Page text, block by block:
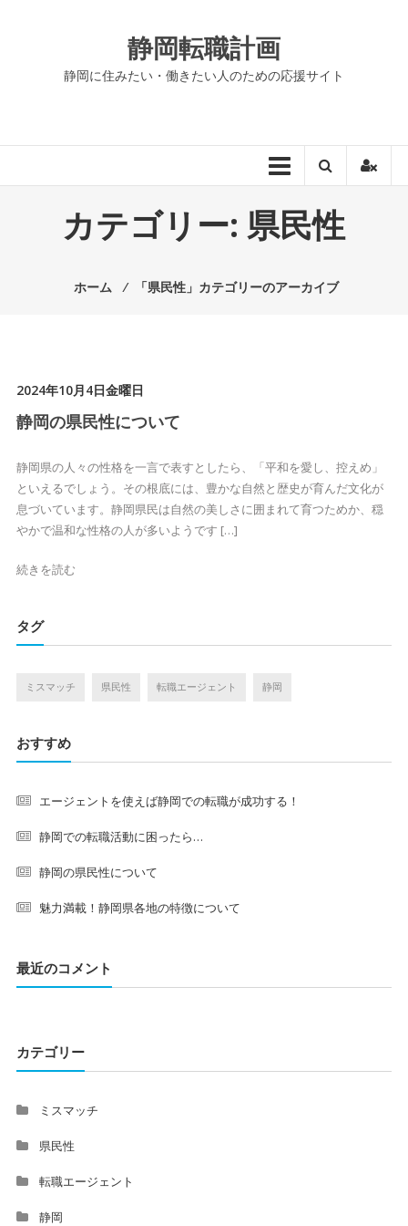
静岡転職計画
静岡に住みたい・働きたい人のための応援サイト
カテゴリー:県民性
ホーム ⁄ 「県民性」カテゴリーのアーカイブ
2024年10月4日金曜日
静岡の県民性について
静岡県の人々の性格を一言で表すとしたら、「平和を愛し、控えめ」
といえるでしょう。その根底には、豊かな自然と歴史が育んだ文化が
息づいています。静岡県民は自然の美しさに囲まれて育つためか、穏
やかで温和な性格の人が多いようです […]
続きを読む
タグ
ミスマッチ 県民性 転職エージェント 静岡
おすすめ
エージェントを使えば静岡での転職が成功する！
静岡での転職活動に困ったら…
静岡の県民性について
魅力満載！静岡県各地の特徴について
最近のコメント
カテゴリー
ミスマッチ
県民性
転職エージェント
静岡